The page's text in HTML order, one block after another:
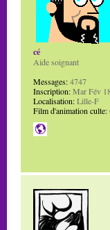
cé
Aide soignant
Messages:4747
Inscription:Mar Fév
Localisation:Lille-F
Film d'animation culte: